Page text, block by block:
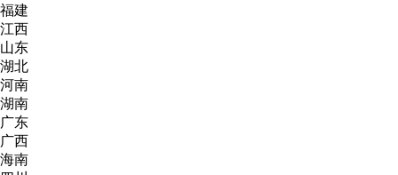
福建
江西
山东
湖北
河南
湖南
广东
广西
海南